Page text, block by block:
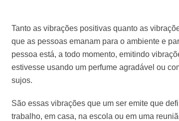
Tanto as vibrações positivas quanto as
que as pessoas emanam para o ambiente e
pessoa está, a todo momento, emitindo
estivesse usando um perfume agradável ou
sujos.
São essas vibrações que um ser emite que
trabalho, em casa, na escola ou em uma